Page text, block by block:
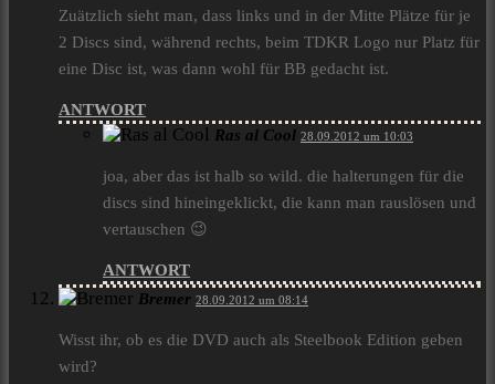
Zuätzlich sieht man, dass links und in der Mitte Plätze für je
2 Discs sind, während rechts, beim TDKR Logo nur Platz für
eine Disc ist, was dann wohl für BB gedacht ist.
ANTWORT
Ras al Cool 28.09.2012 um 10:03
joa, aber das ist halb so wild. die halterungen für die
discs sind hineingeklickt, die kann man rauslösen und
vertauschen 😉
ANTWORT
Bremer 28.09.2012 um 08:14
Wisst ihr, ob es die DVD auch als Steelbook Edition geben
wird?